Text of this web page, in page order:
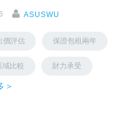
ASUSWU
價評估 保證包租兩年
域比較 財力承受
＞